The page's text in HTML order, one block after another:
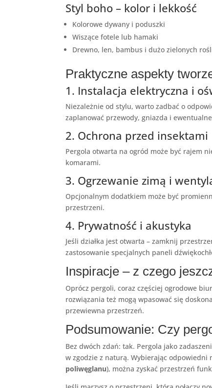
Styl boho – kolor i lekkość
Kolorowe dywany i poduszki
Wiszące fotele lub hamaki
Drewno, len, bambus i dużo zielonych
Praktyczne aspekty
1. Instalacja elektryczna i
Niezależnie od stylu, warto zadbać o
zaplanować przewody, gniazda i
2. Ochrona przed insektami
Pergola otwarta na ogród może być rajem
komarami.
3. Ogrzewanie zimą i
Opcjonalnym dodatkiem może być
przestrzeni.
4. Prywatność i akustyka
Jeśli działka jest otwarta – zamknij
zastosowanie specjalnych paneli
Inspiracje – z czego
Oprócz pergoli, coraz częściej ogrodowe
rozwiązania też mogą wpasować się
przewiewna przestrzeń.
Podsumowanie: Czy
Bez dwóch zdań: tak. Pergola jako
w zgodzie z naturą. Wybierając
poliwęglanu), można zyskać przestrzeń